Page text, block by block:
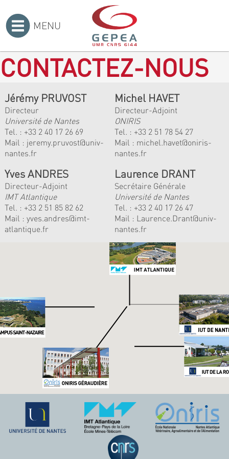
MENU
CONTACTEZ-NOUS
Jérémy PRUVOST
Directeur
Université de Nantes
Tel. : +33 2 40 17 26 69
Mail : jeremy.pruvost@univ-
nantes.fr
Michel HAVET
Directeur-Adjoint
ONIRIS
Tel. : +33 2 51 78 54 27
Mail : michel.havet@oniris-
nantes.fr
Yves ANDRES
Directeur-Adjoint
IMT Atlantique
Tel. : +33 2 51 85 82 62
Mail : yves.andres@imt-
atlantique.fr
Laurence DRANT
Secrétaire Générale
Université de Nantes
Tel. : +33 2 40 17 26 47
Mail : Laurence.Drant@univ-
nantes.fr